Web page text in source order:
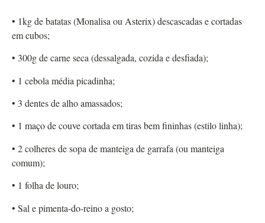
• 1kg de batatas (Monalisa ou Asterix) descascadas e cortadas
em cubos;
• 300g de carne seca (dessalgada, cozida e desfiada);
• 1 cebola média picadinha;
• 3 dentes de alho amassados;
• 1 maço de couve cortada em tiras bem fininhas (estilo linha);
• 2 colheres de sopa de manteiga de garrafa (ou manteiga
comum);
• 1 folha de louro;
• Sal e pimenta-do-reino a gosto;